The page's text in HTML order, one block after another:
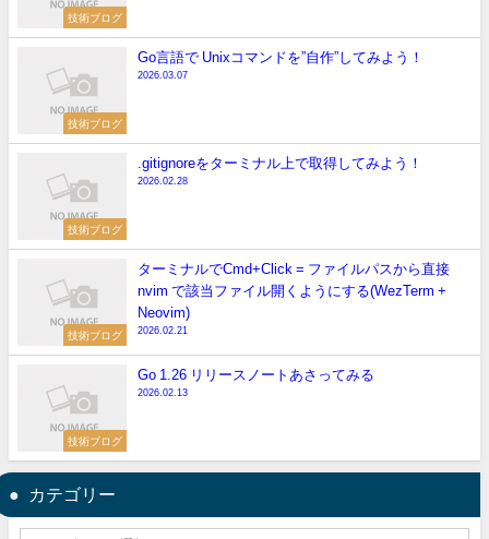
技術ブログ
技術ブログ
Go言語で Unixコマンドを”自作”してみよう！
2026.03.07
技術ブログ
.gitignoreをターミナル上で取得してみよう！
2026.02.28
技術ブログ
ターミナルでCmd+Click = ファイルパスから直接
nvim で該当ファイル開くようにする(WezTerm +
Neovim)
2026.02.21
技術ブログ
Go 1.26 リリースノートあさってみる
2026.02.13
カテゴリー